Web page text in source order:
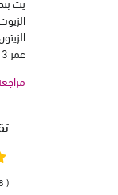
عمر 3 سنوات فما فوق. حمام زيت مرة لمرتين أسبوعيا.
( 8 ) تقيم